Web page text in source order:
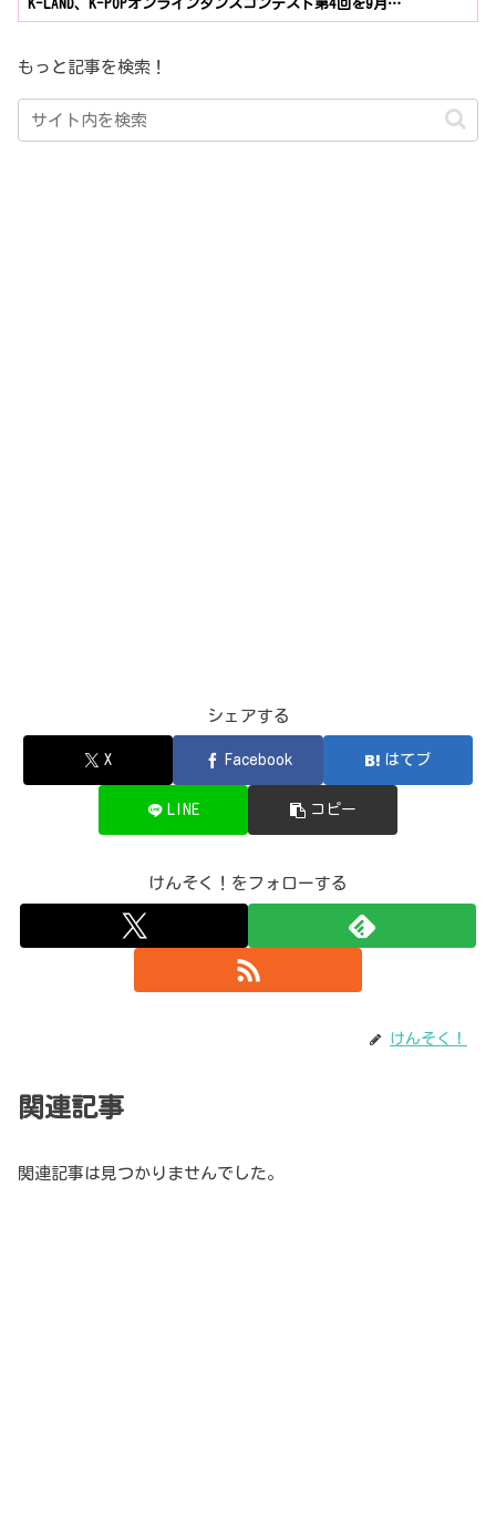
K-LAND、K-POPオンラインダンスコンテスト第4回を9月…
もっと記事を検索！
シェアする
X Facebook はてブ
LINE コピー
けんそく！をフォローする
けんそく！
関連記事
関連記事は見つかりませんでした。